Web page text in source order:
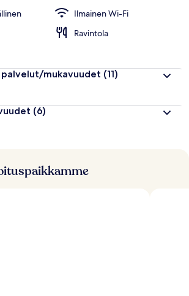
Ilmainen Wi-Fi
Ravintola
palvelut/mukavuudet (11)
(6)